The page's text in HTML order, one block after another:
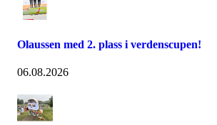
Olaussen med 2. plass i verdenscupen!
06.08.2026